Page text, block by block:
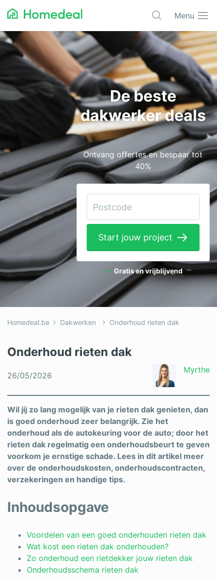
Menu
Populaire projecten
Aannemer
Airco
Alarmsystemen
Asbest
Bestrating
Cv-ketels
Dakwerken
Elektricien
Gevelwerken
Glas
Hekwerken
Hovenier
Isolatie
Loodgieter
Rolluiken
Schilder
Schrijnwerker
Stukadoor
Vloeren
Warmtepomp
Zonnepanelen
De beste
dakwerker deals
Ontvang offertes en bespaar tot
40%
Start jouw project
Gratis en vrijblijvend
Homedeal.be Dakwerken Onderhoud rieten dak
Onderhoud rieten dak
26/05/2026
Myrthe
Wil jij zo lang mogelijk van je rieten dak genieten, dan
is goed onderhoud zeer belangrijk. Zie het
onderhoud als de autokeuring voor de auto; door het
rieten dak regelmatig een onderhoudsbeurt te geven
voorkom je ernstige schade. Lees in dit artikel meer
over de onderhoudskosten, onderhoudscontracten,
verzekeringen en handige tips.
Inhoudsopgave
Voordelen van een goed onderhouden rieten dak
Wat kost een rieten dak onderhouden?
Zo onderhoud een rietdekker jouw rieten dak
Onderhoudsschema rieten dak